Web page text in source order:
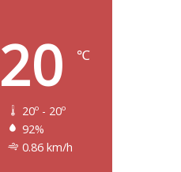
20 ℃
20º - 20º
92%
0.86 km/h